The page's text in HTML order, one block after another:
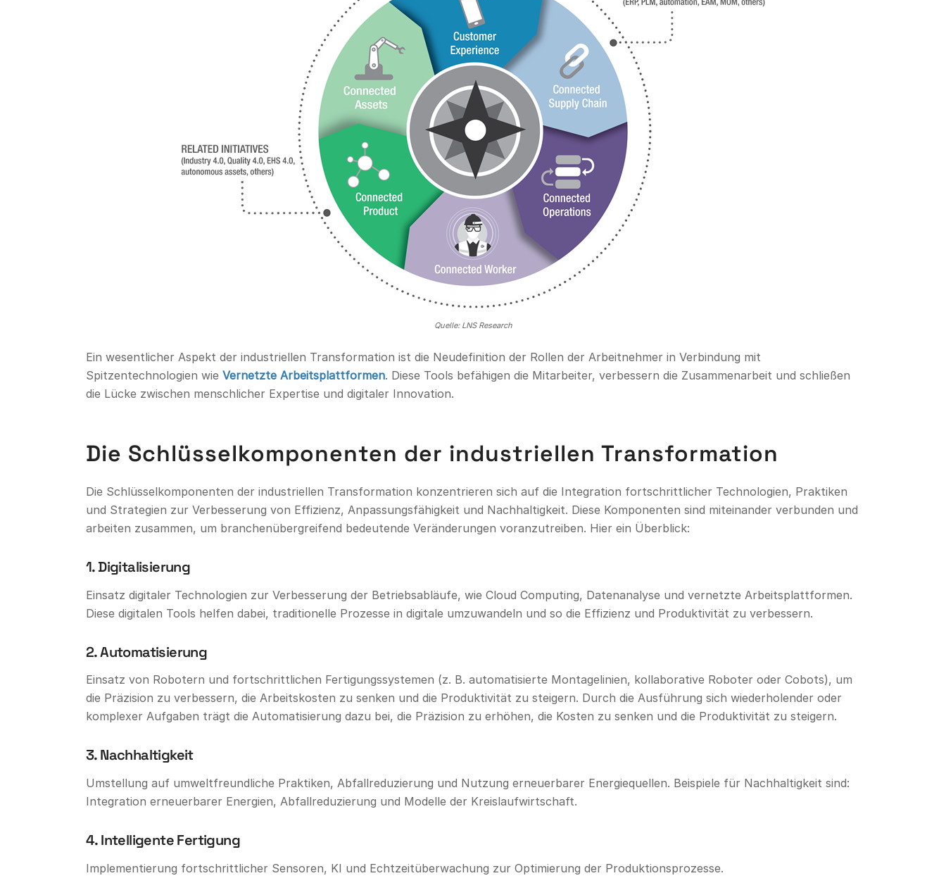
Quelle: LNS Research
Ein wesentlicher Aspekt der industriellen Transformation ist die Neudefinition der Rollen der Arbeitnehmer in Verbindung mit
Spitzentechnologien wie Vernetzte Arbeitsplattformen. Diese Tools befähigen die Mitarbeiter, verbessern die Zusammenarbeit und schließen
die Lücke zwischen menschlicher Expertise und digitaler Innovation.
Die Schlüsselkomponenten der industriellen Transformation
Die Schlüsselkomponenten der industriellen Transformation konzentrieren sich auf die Integration fortschrittlicher Technologien, Praktiken
und Strategien zur Verbesserung von Effizienz, Anpassungsfähigkeit und Nachhaltigkeit. Diese Komponenten sind miteinander verbunden und
arbeiten zusammen, um branchenübergreifend bedeutende Veränderungen voranzutreiben. Hier ein Überblick:
1. Digitalisierung
Einsatz digitaler Technologien zur Verbesserung der Betriebsabläufe, wie Cloud Computing, Datenanalyse und vernetzte Arbeitsplattformen.
Diese digitalen Tools helfen dabei, traditionelle Prozesse in digitale umzuwandeln und so die Effizienz und Produktivität zu verbessern.
2. Automatisierung
Einsatz von Robotern und fortschrittlichen Fertigungssystemen (z. B. automatisierte Montagelinien, kollaborative Roboter oder Cobots), um
die Präzision zu verbessern, die Arbeitskosten zu senken und die Produktivität zu steigern. Durch die Ausführung sich wiederholender oder
komplexer Aufgaben trägt die Automatisierung dazu bei, die Präzision zu erhöhen, die Kosten zu senken und die Produktivität zu steigern.
3. Nachhaltigkeit
Umstellung auf umweltfreundliche Praktiken, Abfallreduzierung und Nutzung erneuerbarer Energiequellen. Beispiele für Nachhaltigkeit sind:
Integration erneuerbarer Energien, Abfallreduzierung und Modelle der Kreislaufwirtschaft.
4. Intelligente Fertigung
Implementierung fortschrittlicher Sensoren, KI und Echtzeitüberwachung zur Optimierung der Produktionsprozesse.